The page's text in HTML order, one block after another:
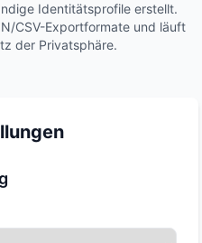
Identitätsprofile erstellt.
CSV-Exportformate und läuft
der Privatsphäre.